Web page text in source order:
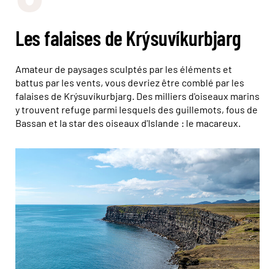
Les falaises de Krýsuvíkurbjarg
Amateur de paysages sculptés par les éléments et
battus par les vents, vous devriez être comblé par les
falaises de Krýsuvíkurbjarg. Des milliers d'oiseaux marins
y trouvent refuge parmi lesquels des guillemots, fous de
Bassan et la star des oiseaux d'Islande : le macareux.